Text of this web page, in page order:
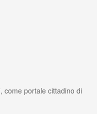
come portale cittadino di